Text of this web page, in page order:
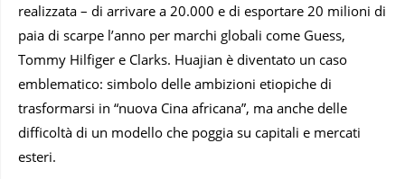
realizzata – di arrivare a 20.000 e di esportare 20 milioni di
paia di scarpe l’anno per marchi globali come Guess,
Tommy Hilfiger e Clarks. Huajian è diventato un caso
emblematico: simbolo delle ambizioni etiopiche di
trasformarsi in “nuova Cina africana”, ma anche delle
difficoltà di un modello che poggia su capitali e mercati
esteri.